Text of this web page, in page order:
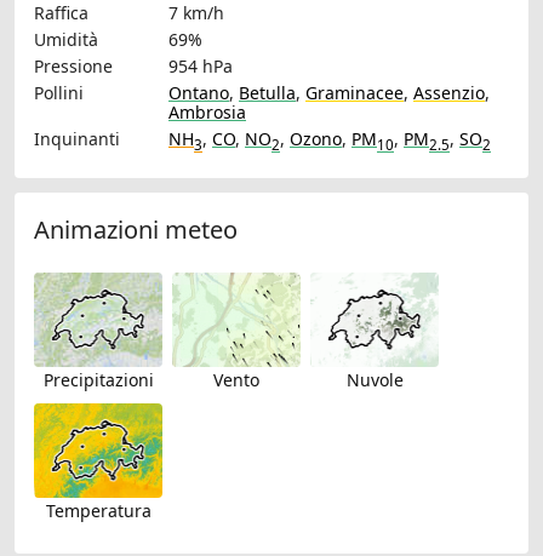
Raffica
7 km/h
Umidità
69%
Pressione
954 hPa
Pollini
Ontano, Betulla, Graminacee, Assenzio,
Ambrosia
Inquinanti
NH3, CO, NO2, Ozono, PM10, PM2.5, SO2
Animazioni meteo
Precipitazioni Vento Nuvole
Temperatura